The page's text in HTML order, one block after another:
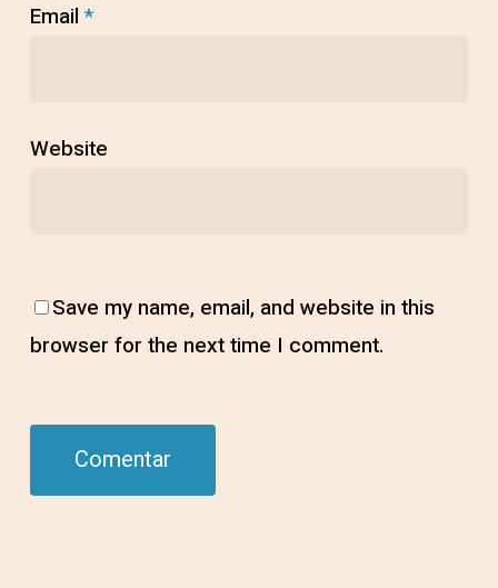
Email *
Website
Save my name, email, and website in this
browser for the next time I comment.